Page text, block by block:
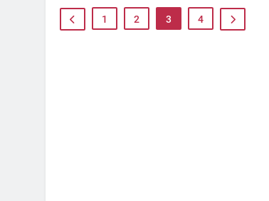
1 2 3 4